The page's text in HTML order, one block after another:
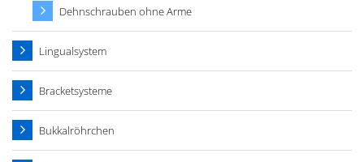
Dehnschrauben ohne Arme
Lingualsystem
Bracketsysteme
Bukkalröhrchen